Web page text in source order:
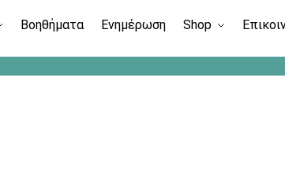
Βοηθήματα Ενημέρωση Shop